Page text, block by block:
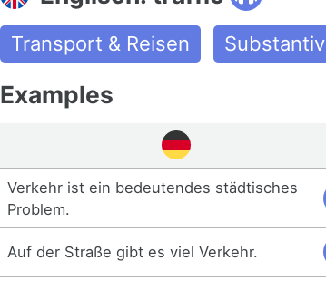
Transport & Reisen Substantiv
Examples
Verkehr ist ein bedeutendes städtisches
Problem.
Auf der Straße gibt es viel Verkehr.